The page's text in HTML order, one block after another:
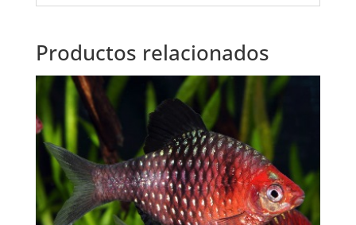
Productos relacionados